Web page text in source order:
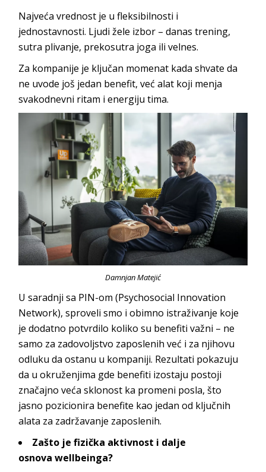
Najveća vrednost je u fleksibilnosti i
jednostavnosti. Ljudi žele izbor – danas trening,
sutra plivanje, prekosutra joga ili velnes.
Za kompanije je ključan momenat kada shvate da
ne uvode još jedan benefit, već alat koji menja
svakodnevni ritam i energiju tima.
Damnjan Matejić
U saradnji sa PIN-om (Psychosocial Innovation
Network), sproveli smo i obimno istraživanje koje
je dodatno potvrdilo koliko su benefiti važni – ne
samo za zadovoljstvo zaposlenih već i za njihovu
odluku da ostanu u kompaniji. Rezultati pokazuju
da u okruženjima gde benefiti izostaju postoji
značajno veća sklonost ka promeni posla, što
jasno pozicionira benefite kao jedan od ključnih
alata za zadržavanje zaposlenih.
Zašto je fizička aktivnost i dalje
osnovawellbeinga?